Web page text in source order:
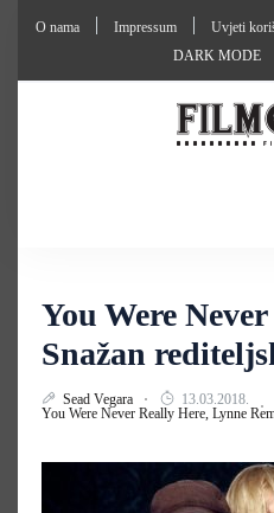
O nama Impressum Uvjeti
DARK MODE
You Were
Snažan
Sead Vegara 13.03.2018.
You Were Never Really Here, Lynne